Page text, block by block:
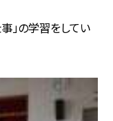
」の学習をしてい